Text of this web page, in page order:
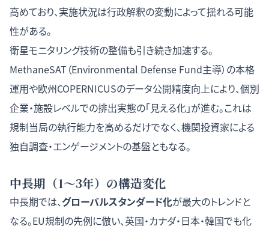
高めており、実施状況は行政解釈の変動によって揺れる可能
性がある。
衛星モニタリング技術の整備も引き続き加速する。
MethaneSAT（Environmental Defense Fund主導）の本格
運用や欧州COPERNICUSのデータ公開精度向上により、個別
企業・施設レベルでの排出実態の「見える化」が進む。これは
規制当局の執行能力を高めるだけでなく、機関投資家による
独自調査・エンゲージメントの基盤ともなる。
中長期（1〜3年）の構造変化
中長期では、グローバルスタンダード化が最大のトレンドと
なる。EU規制の先例に倣い、英国・カナダ・日本・韓国でも化